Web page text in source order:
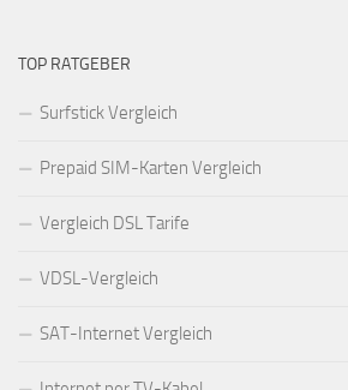
TOP RATGEBER
Surfstick Vergleich
Prepaid SIM-Karten Vergleich
Vergleich DSL Tarife
VDSL-Vergleich
SAT-Internet Vergleich